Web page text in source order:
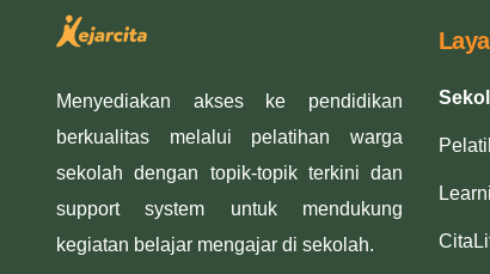
Menyediakan akses ke pendidikan
berkualitas melalui pelatihan warga
sekolah dengan topik-topik terkini dan
support system untuk mendukung
kegiatan belajar mengajar di sekolah.